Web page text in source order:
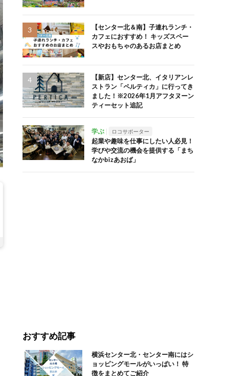
【センター北＆南】子連れランチ・
カフェにおすすめ！ キッズスペー
スやおもちゃのあるお店まとめ
【新店】センター北、イタリアンレ
ストラン「ペルティカ」に行ってき
ました！※2026年1月アフタヌーン
ティーセット追記
学ぶ ロコサポーター
起業や趣味を仕事にしたい人必見！
学びや交流の機会を提供する「まち
なかbizあおば」
おすすめ記事
横浜センター北・センター南にはシ
ョッピングモールがいっぱい！ 特
徴をまとめてご紹介